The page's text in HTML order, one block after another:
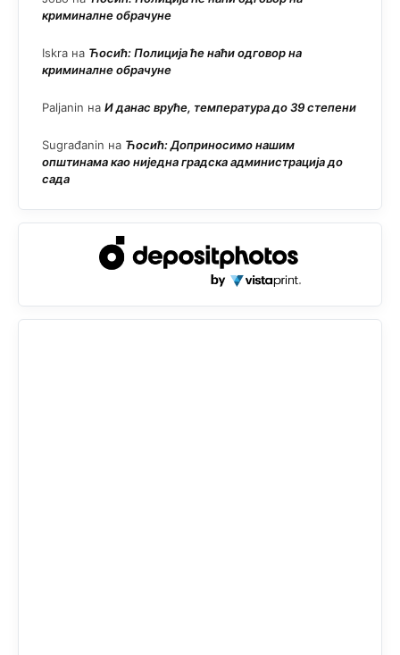
криминалне обрачуне
Iskra на Ћосић: Полиција ће наћи одговор на
криминалне обрачуне
Paljanin на И данас вруће, температура до 39 степени
Sugrađanin на Ћосић: Доприносимо нашим
општинама као ниједна градска администрација до
сада